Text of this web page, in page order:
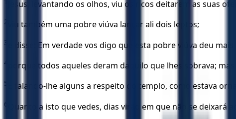
Jesus, levantando os olhos, viu os ricos deitarem as suas
2 viu também uma pobre viúva lançar ali dois leptos;
3 e disse: Em verdade vos digo que esta pobre viúva deu
4 porque todos aqueles deram daquilo que lhes sobrava;
5 E falando-lhe alguns a respeito do templo, como estava
6 Quanto a isto que vedes, dias virão em que não se